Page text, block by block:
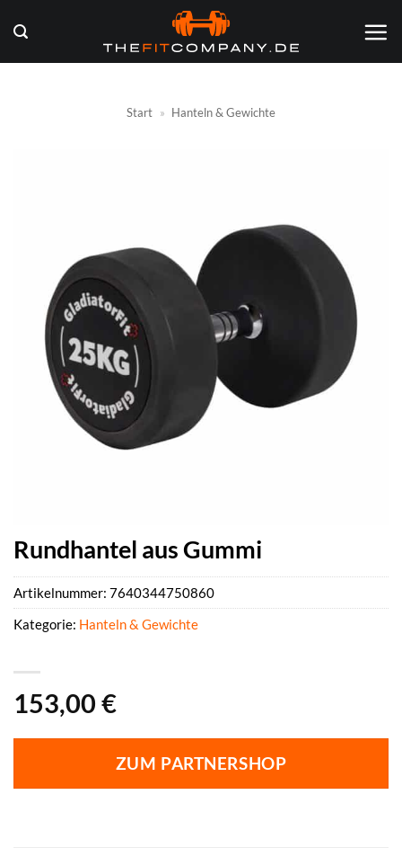
Inhalt
springen
Start » Hanteln & Gewichte
Rundhantel aus Gummi
153,00 €
ZUM PARTNERSHOP
Artikelnummer: 7640344750860
Kategorie: Hanteln & Gewichte